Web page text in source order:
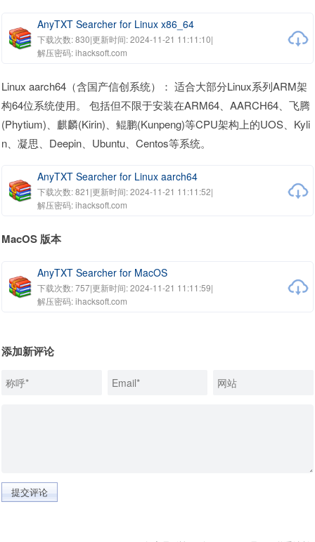
AnyTXT Searcher for Linux x86_64
下载次数: 830|更新时间: 2024-11-21 11:11:10|
解压密码: ihacksoft.com
Linux aarch64（含国产信创系统）： 适合大部分Linux系列ARM架
构64位系统使用。 包括但不限于安装在ARM64、AARCH64、飞腾
(Phytium)、麒麟(Kirin)、鲲鹏(Kunpeng)等CPU架构上的UOS、Kyli
n、凝思、Deepin、Ubuntu、Centos等系统。
AnyTXT Searcher for Linux aarch64
下载次数: 821 |更新时间: 2024-11-21 11:11:52|
解压密码: ihacksoft.com
MacOS 版本
AnyTXT Searcher for MacOS
下载次数: 757|更新时间: 2024-11-21 11:11:59|
解压密码: ihacksoft.com
添加新评论
提交评论